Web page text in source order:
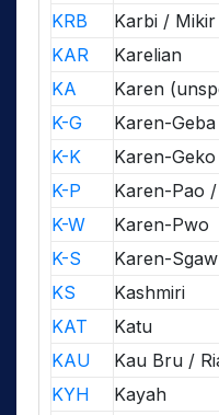
KRB
Karbi /
KAR
Karelian
KA
Karen
K-G
Karen-Geba
K-K
Karen-
K-P
Karen-Pao
K-W
Karen-Pwo
K-S
Karen-
KS
Kashmiri
KAT
Katu
KAU
Kau Bru /
KYH
Kayah